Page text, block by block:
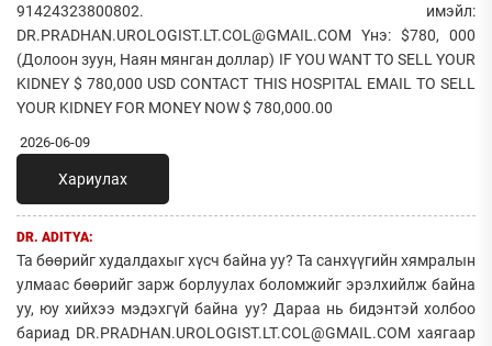
91424323800802. имэйл:
DR.PRADHAN.UROLOGIST.LT.COL@GMAIL.COM Yнэ: $780, 000
(Долоон зуун, Наян мянган доллар) IF YOU WANT TO SELL YOUR
KIDNEY $ 780,000 USD CONTACT THIS HOSPITAL EMAIL TO SELL
YOUR KIDNEY FOR MONEY NOW $ 780,000.00
2026-06-09
Хариулах
DR. ADITYA:
Та бөөрийг худалдахыг хүсч байна уу? Та санхүүгийн хямралын
улмаас бөөрийг зарж борлуулах боломжийг эрэлхийлж байна
уу, юу хийхээ мэдэхгүй байна уу? Дараа нь бидэнтэй холбоо
бариад DR.PRADHAN.UROLOGIST.LT.COL@GMAIL.COM хаягаар